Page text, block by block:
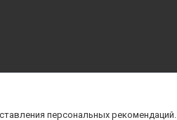
персональных рекомендаций.